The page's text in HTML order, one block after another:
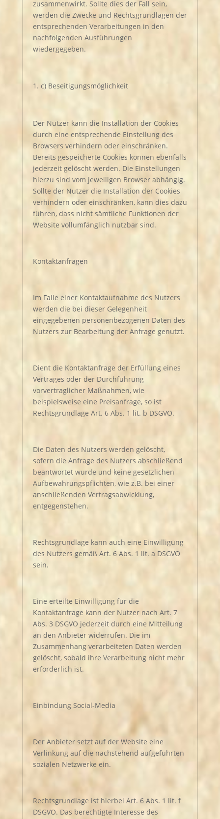
zusammenwirkt. Sollte dies der Fall sein,
werden die Zwecke und Rechtsgrundlagen der
entsprechenden Verarbeitungen in den
nachfolgenden Ausführungen
wiedergegeben.
c) Beseitigungsmöglichkeit
Der Nutzer kann die Installation der Cookies
durch eine entsprechende Einstellung des
Browsers verhindern oder einschränken.
Bereits gespeicherte Cookies können ebenfalls
jederzeit gelöscht werden. Die Einstellungen
hierzu sind vom jeweiligen Browser abhängig.
Sollte der Nutzer die Installation der Cookies
verhindern oder einschränken, kann dies dazu
führen, dass nicht sämtliche Funktionen der
Website vollumfänglich nutzbar sind.
Kontaktanfragen
Im Falle einer Kontaktaufnahme des Nutzers
werden die bei dieser Gelegenheit
eingegebenen personenbezogenen Daten des
Nutzers zur Bearbeitung der Anfrage genutzt.
Dient die Kontaktanfrage der Erfüllung eines
Vertrages oder der Durchführung
vorvertraglicher Maßnahmen, wie
beispielsweise eine Preisanfrage, so ist
Rechtsgrundlage Art. 6 Abs. 1 lit. b DSGVO.
Die Daten des Nutzers werden gelöscht,
sofern die Anfrage des Nutzers abschließend
beantwortet wurde und keine gesetzlichen
Aufbewahrungspflichten, wie z.B. bei einer
anschließenden Vertragsabwicklung,
entgegenstehen.
Rechtsgrundlage kann auch eine Einwilligung
des Nutzers gemäß Art. 6 Abs. 1 lit. a DSGVO
sein.
Eine erteilte Einwilligung für die
Kontaktanfrage kann der Nutzer nach Art. 7
Abs. 3 DSGVO jederzeit durch eine Mitteilung
an den Anbieter widerrufen. Die im
Zusammenhang verarbeiteten Daten werden
gelöscht, sobald ihre Verarbeitung nicht mehr
erforderlich ist.
Einbindung Social-Media
Der Anbieter setzt auf der Website eine
Verlinkung auf die nachstehend aufgeführten
sozialen Netzwerke ein.
Rechtsgrundlage ist hierbei Art. 6 Abs. 1 lit. f
DSGVO. Das berechtigte Interesse des